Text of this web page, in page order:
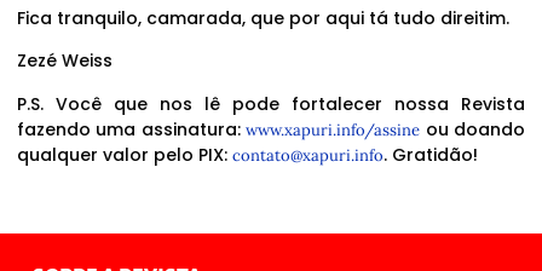
Fica tranquilo, camarada, que por aqui tá tudo direitim.
Zezé Weiss
P.S. Você que nos lê pode fortalecer nossa Revista
fazendo uma assinatura:www.xapuri.info/assine ou doando
qualquer valor pelo PIX: contato@xapuri.info. Gratidão!